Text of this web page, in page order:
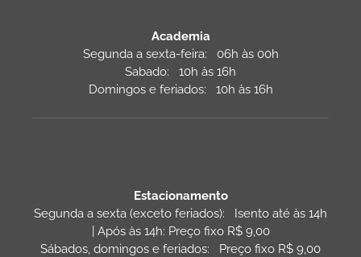
Academia
Segunda a sexta-feira: 06h às 00h
Sabado: 10h às 16h
Domingos e feriados: 10h às 16h
Estacionamento
Segunda a sexta (exceto feriados): Isento até às 14h
| Após às 14h: Preço fixo R$ 9,00
Sábados, domingos e feriados: Preço fixo R$ 9,00